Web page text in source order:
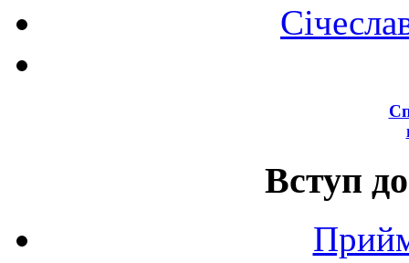
Вступ